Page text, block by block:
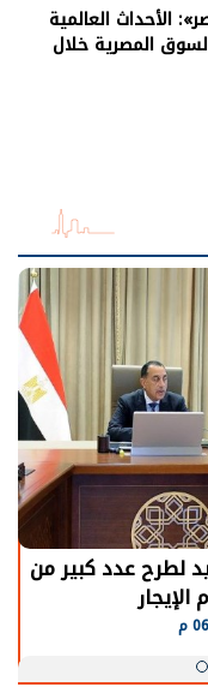
الأحداث العالمية
المصرية خلال
في قطاع الطاقة
الطبيعية